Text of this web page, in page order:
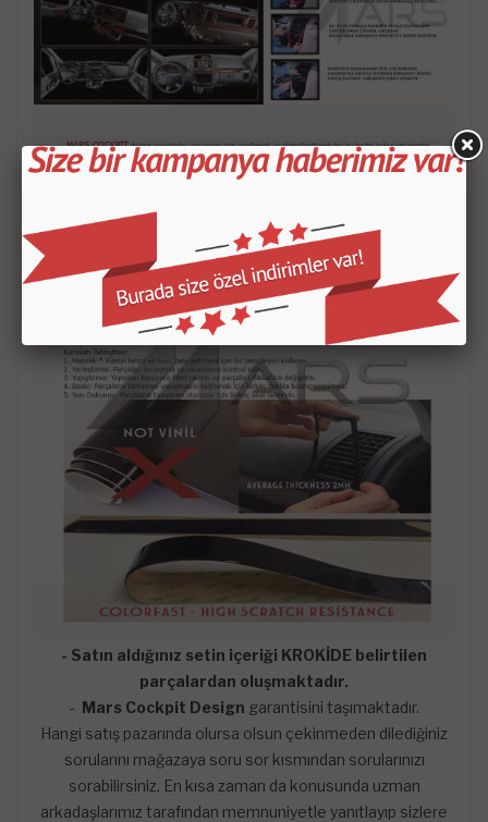
- Satın aldığınız setin içeriği KROKİDE belirtilen
parçalardan oluşmaktadır.
- Mars Cockpit Design garantisini taşımaktadır.
Hangi satış pazarında olursa olsun çekinmeden dilediğiniz
sorularını mağazaya soru sor kısmından sorularınızı
sorabilirsiniz. En kısa zaman da konusunda uzman
arkadaşlarımız tarafından memnuniyetle yanıtlayıp sizlere